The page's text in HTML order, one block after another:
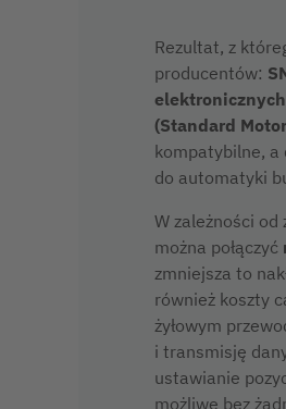
Rezultat, z
producentów:
(Standard
kompatybilne, a
do automatyki
W zależności
można połączyć
zmniejsza to
również koszty
żyłowym
i transmisję
ustawianie
możliwe bez